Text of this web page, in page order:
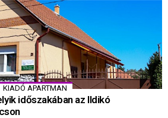
KIADÓ APARTMAN
időszakában az Ildikó